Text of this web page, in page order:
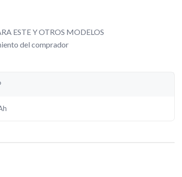
ESTE Y OTROS MODELOS
del comprador